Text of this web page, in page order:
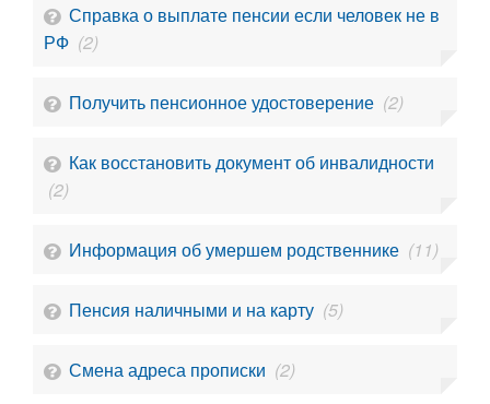
Справка о выплате пенсии если человек не в
РФ (2)
Получить пенсионное удостоверение (2)
Как восстановить документ об инвалидности
(2)
Информация об умершем родственнике (11)
Пенсия наличными и на карту (5)
Смена адреса прописки (2)